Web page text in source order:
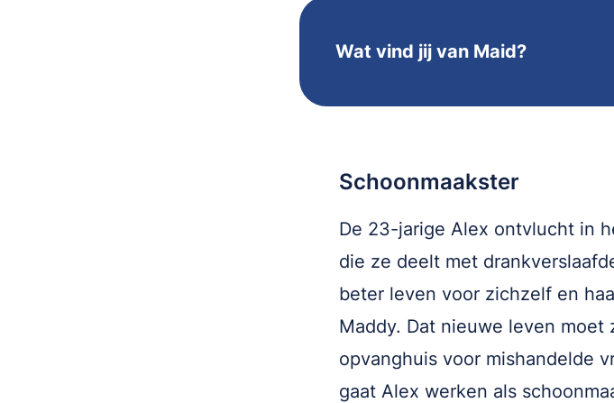
Wat vind jij van Maid?
Schoonmaakster
De 23-jarige Alex ontvlucht in
die ze deelt met
beter leven voor zichzelf en
Maddy. Dat nieuwe leven
opvanghuis voor mishandelde
gaat Alex werken als